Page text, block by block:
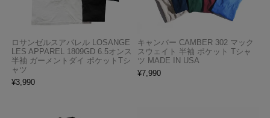
ロサンゼルスアパレル LOSANGE
LES APPAREL 1809GD 6.5オンス
半袖 ガーメントダイ ポケットTシ
ャツ
¥3,990
キャンバー CAMBER 302 マック
スウェイト 半袖 ポケット Tシャ
ツ MADE IN USA
¥7,990